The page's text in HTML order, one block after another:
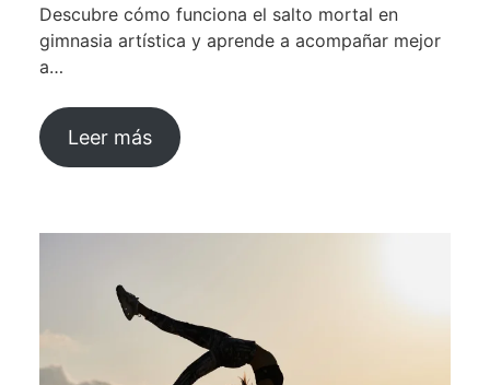
Descubre cómo funciona el salto mortal en
gimnasia artística y aprende a acompañar mejor
a…
Leer más